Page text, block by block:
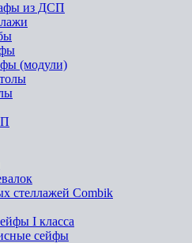
из ДСП
(модули)
стеллажей Combik
I класса
сейфы